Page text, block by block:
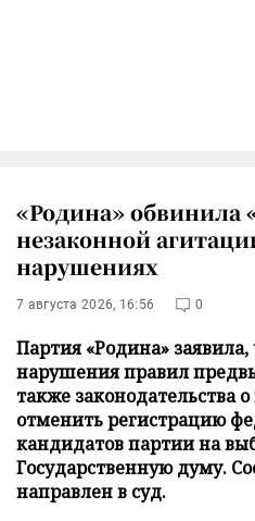
«Родина» обвинила
незаконной
нарушениях
7 августа 2026, 16:56 0
Партия «Родина»
нарушения правил
также законодательства
отменить регистрацию
кандидатов партии на
Государственную думу.
направлен в суд.